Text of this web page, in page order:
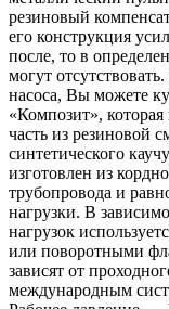
резиновый
его конструкция
после, то в
могут
насоса, Вы можете
«Композит»,
часть из резиновой
синтетического
изготовлен из
трубопровода и
нагрузки. В
нагрузок
или поворотными
зависят от
международным